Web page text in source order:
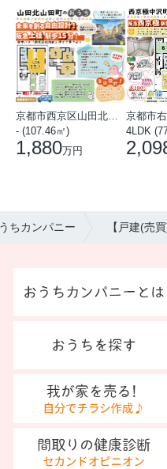
京都市西京区山田北山田町
- (107.46㎡)
1,880万円
4LDK
ちカンパニー 【戸建(売